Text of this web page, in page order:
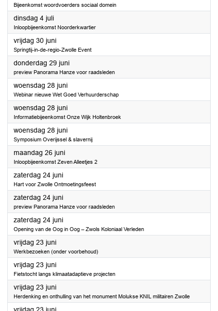
Bijeenkomst woordvoerders sociaal domein
dinsdag 4 juli2023
Inloopbijeenkomst Noorderkwartier
vrijdag 30 juni2023
Springtij-in-de-regio-Zwolle Event
donderdag 29 juni2023
preview Panorama Hanze voor raadsleden
woensdag 28 juni2023
Webinar nieuwe Wet Goed Verhuurderschap
woensdag 28 juni2023
Informatiebijeenkomst Onze Wijk Holtenbroek
woensdag 28 juni2023
Symposium Overijssel & slavernij
maandag 26 juni2023
Inloopbijeenkomst Zeven Alleetjes 2
zaterdag 24 juni2023
Hart voor Zwolle Ontmoetingsfeest
zaterdag 24 juni2023
preview Panorama Hanze voor raadsleden
zaterdag 24 juni2023
Opening van de Oog in Oog – Zwols Koloniaal Verleden
vrijdag 23 juni2023
Werkbezoeken (onder voorbehoud)
vrijdag 23 juni2023
Fietstocht langs klimaatadaptieve projecten
vrijdag 23 juni2023
Herdenking en onthulling van het monument Molukse KNIL militairen Zwolle
2023